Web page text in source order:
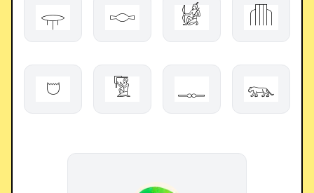
𓂍 𓎷 𓀎 𓏆
𓈞 𓀅 𓊃 𓃮